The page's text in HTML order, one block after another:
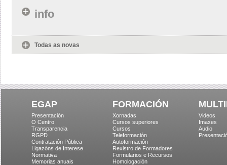
info
Todas as novas
EGAP
Presentación
O Centro
Transparencia
RGPD
Contratación Pública
Ligazóns de Interese
Normativa
Memorias anuais
FORMACIÓN
Xornadas
Cursos superiores
Cursos
Teleformación
Autoformación
Rexistro de Formadores
Formularios e Recursos
Homologación
Videos
Imaxes
Audio